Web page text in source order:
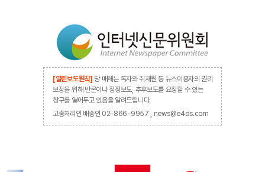
[열린보도원칙] 당 매체는 독자와 취재원 등 뉴스이용자의 권리
보장을 위해 반론이나 정정보도, 추후보도를 요청할 수 있는
창구를 열어두고 있음을 알려드립니다.
고충처리인 배종인 02-866-9957 , news@e4ds.com